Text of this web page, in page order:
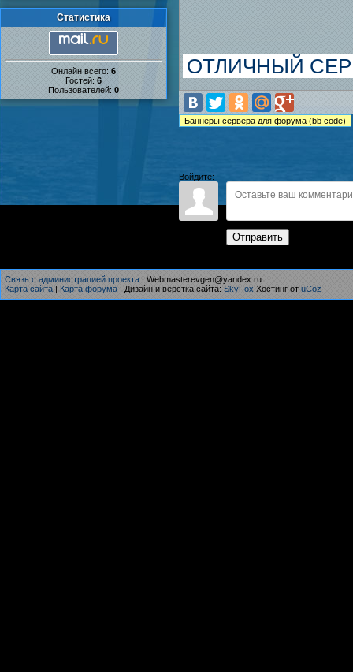
Статистика
Онлайн всего: 6
Гостей: 6
Пользователей: 0
ОТЛИЧНЫЙ
Войдите:
Отправить
Связь с администрацией проекта | Webmasterevgen@yandex.ru
Карта сайта | Карта форума | Дизайн и верстка сайта: SkyFox Хостинг от uCoz